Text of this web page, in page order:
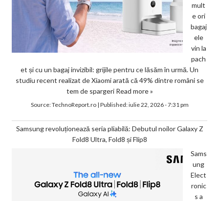
mult
e ori
bagaj
ele
vin la
pach
et și cu un bagaj invizibil: grijile pentru ce lăsăm în urmă. Un
studiu recent realizat de Xiaomi arată că 49% dintre români se
tem de spargeri Read more »
Source:TechnoReport.ro| Published:iulie 22, 2026 - 7:31 pm
Samsung revoluționează seria pliabilă: Debutul noilor Galaxy Z
Fold8 Ultra, Fold8 și Flip8
Sams
ung
Elect
ronic
s a